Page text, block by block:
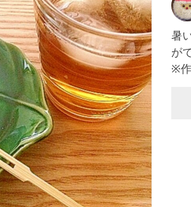
暑
が
※作